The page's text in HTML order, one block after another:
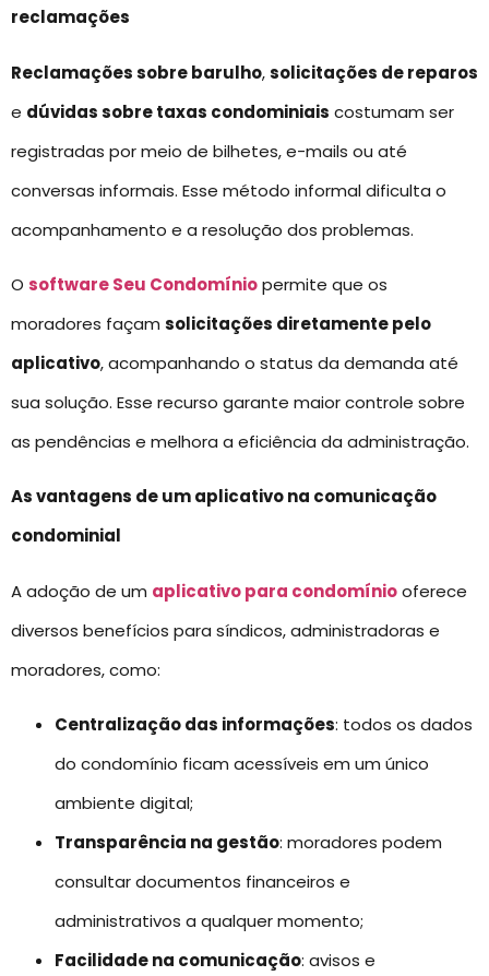
reclamações
Reclamações sobre barulho,solicitações de reparos
e dúvidas sobre taxas condominiais costumam ser
registradas por meio de bilhetes, e-mails ou até
conversas informais. Esse método informal dificulta o
acompanhamento e a resolução dos problemas.
O software Seu Condomíniopermite que os
moradores façam solicitações diretamente pelo
aplicativo, acompanhando o status da demanda até
sua solução. Esse recurso garante maior controle sobre
as pendências e melhora a eficiência da administração.
As vantagens de um aplicativo na comunicação
condominial
A adoção de um aplicativo para condomíniooferece
diversos benefícios para síndicos, administradoras e
moradores, como:
Centralização das informações: todos os dados
do condomínio ficam acessíveis em um único
ambiente digital;
Transparência na gestão: moradores podem
consultar documentos financeiros e
administrativos a qualquer momento;
Facilidade na comunicação: avisos e